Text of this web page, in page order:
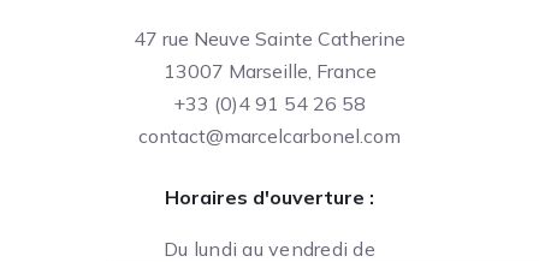
47 rue Neuve Sainte Catherine
13007 Marseille, France
+33 (0)4 91 54 26 58
contact@marcelcarbonel.com
Horaires d'ouverture :
Du lundi au vendredi de